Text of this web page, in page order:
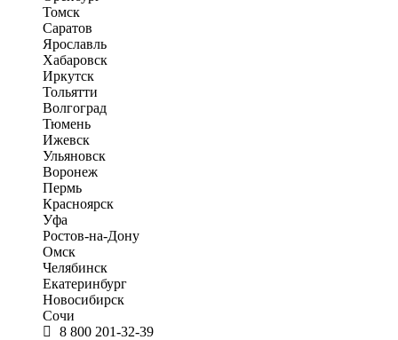
Томск
Саратов
Ярославль
Хабаровск
Иркутск
Тольятти
Волгоград
Тюмень
Ижевск
Ульяновск
Воронеж
Пермь
Красноярск
Уфа
Ростов-на-Дону
Омск
Челябинск
Екатеринбург
Новосибирск
Сочи
8 800 201-32-39